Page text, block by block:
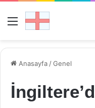
Menü
Anasayfa /Genel